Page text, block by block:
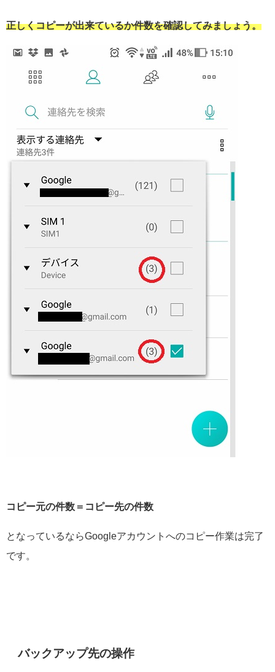
正しくコピーが出来ているか件数を確認してみましょう。
コピー元の件数＝コピー先の件数
となっているならGoogleアカウントへのコピー作業は完了
です。
バックアップ先の操作